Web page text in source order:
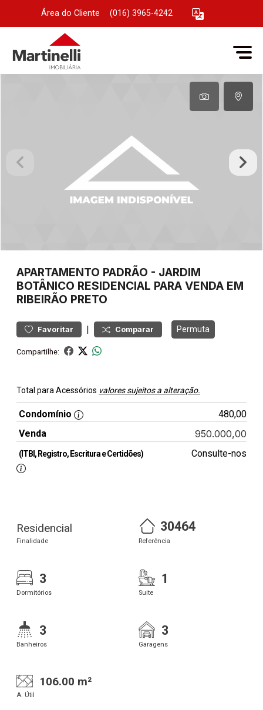
Área do Cliente (016) 3965-4242
APARTAMENTO PADRÃO - JARDIM
BOTÂNICO RESIDENCIAL PARA VENDA EM
RIBEIRÃO PRETO
Favoritar | Comparar Permuta
Compartilhe:
Total para Acessórios valores sujeitos a alteração.
Condomínio
480,00
Venda
950.000,00
(ITBI, Registro, Escritura e Certidões) Consulte-nos
Residencial
Finalidade
30464
Referência
3
Dormitórios
1
Suite
3
Banheiros
3
Garagens
106.00 m²
A. Útil